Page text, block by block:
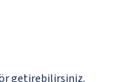
getirebilirsiniz.